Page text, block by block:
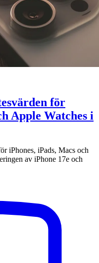
för
Apple Watches i
iPhones, iPads, Macs och
av iPhone 17e och